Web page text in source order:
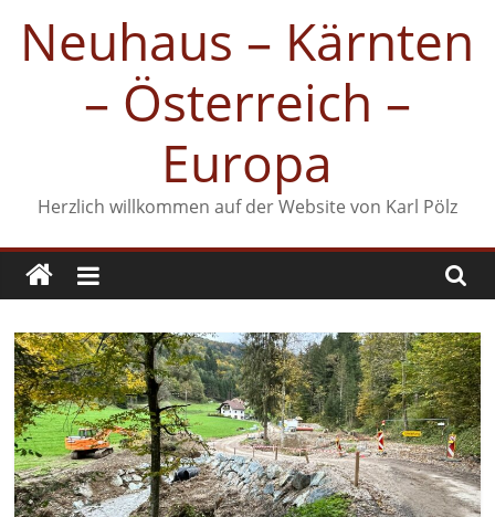
Inhalt
springen
Neuhaus – Kärnten
– Österreich –
Europa
Herzlich willkommen auf der Website von Karl Pölz